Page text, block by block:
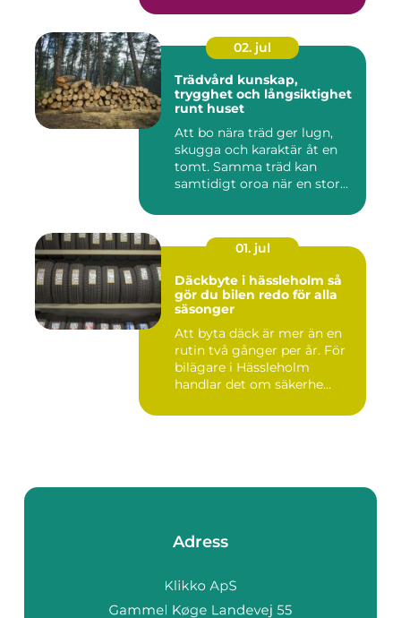
02. jul
Trädvård kunskap,
trygghet och långsiktighet
runt huset
Att bo nära träd ger lugn,
skugga och karaktär åt en
tomt. Samma träd kan
samtidigt oroa när en stor...
01. jul
Däckbyte i hässleholm så
gör du bilen redo för alla
säsonger
Att byta däck är mer än en
rutin två gånger per år. För
bilägare i Hässleholm
handlar det om säkerhe...
Adress